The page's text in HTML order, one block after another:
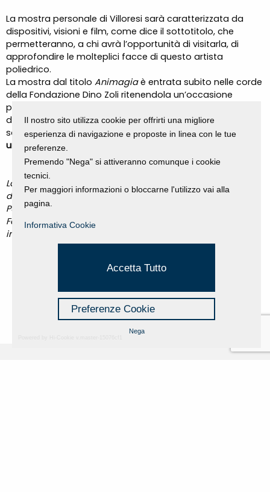
La mostra personale di Villoresi sarà caratterizzata da
dispositivi, visioni e film, come dice il sottotitolo, che
permetteranno, a chi avrà l’opportunità di visitarla, di
approfondire le molteplici facce di questo artista
poliedrico.
La mostra dal titolo Animagiaè entrata subito nelle corde
della Fondazione Dino Zoli ritenendola un’occasione
preziosa per raccontare un territorio, certo ferito
dall’alluvione, ma desideroso di unirsi e allearsi per
sostenerel’Arte, ingrediente magico che si sviluppa come
un seme e nutre l’Anima.
La mostra, all’interno del programma di Ibrida Festival
delle Arti Intermediali, è prodotta da Vertov Project e
PubliOne Società Benefit in collaborazione con la
Fondazione Dino Zoli, e curata dallo storico delle
immagini in movimento Bruno Di Marino.
Il nostro sito utilizza cookie per offrirti una migliore
esperienza di navigazione e proposte in linea con le tue
preferenze.
Premendo "Nega" si attiveranno comunque i cookie
tecnici.
Per maggiori informazioni o bloccarne l'utilizzo vai alla
pagina.
Informativa Cookie
Accetta Tutto
Preferenze Cookie
Nega